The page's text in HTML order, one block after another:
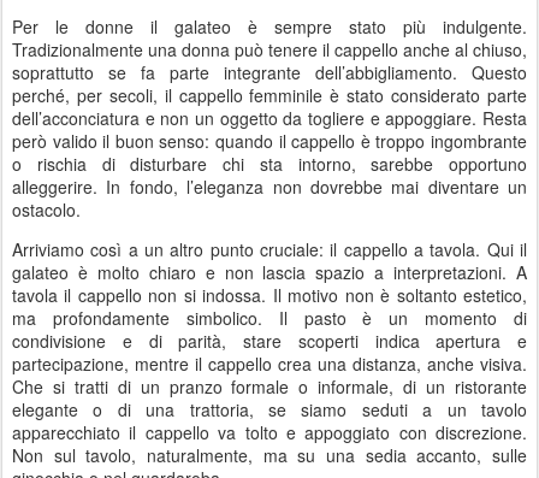
Per le donne il galateo è sempre stato più indulgente.
Tradizionalmente una donna può tenere il cappello anche al chiuso,
soprattutto se fa parte integrante dell’abbigliamento. Questo
perché, per secoli, il cappello femminile è stato considerato parte
dell’acconciatura e non un oggetto da togliere e appoggiare. Resta
però valido il buon senso: quando il cappello è troppo ingombrante
o rischia di disturbare chi sta intorno, sarebbe opportuno
alleggerire. In fondo, l’eleganza non dovrebbe mai diventare un
ostacolo.
Arriviamo così a un altro punto cruciale: il cappello a tavola. Qui il
galateo è molto chiaro e non lascia spazio a interpretazioni. A
tavola il cappello non si indossa. Il motivo non è soltanto estetico,
ma profondamente simbolico. Il pasto è un momento di
condivisione e di parità, stare scoperti indica apertura e
partecipazione, mentre il cappello crea una distanza, anche visiva.
Che si tratti di un pranzo formale o informale, di un ristorante
elegante o di una trattoria, se siamo seduti a un tavolo
apparecchiato il cappello va tolto e appoggiato con discrezione.
Non sul tavolo, naturalmente, ma su una sedia accanto, sulle